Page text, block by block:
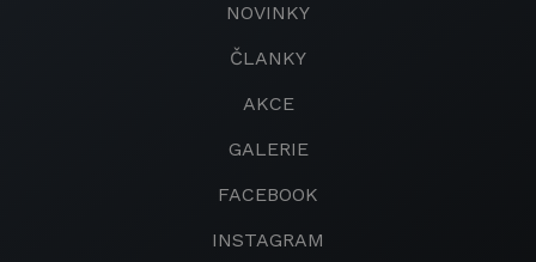
NOVINKY
ČLANKY
AKCE
GALERIE
FACEBOOK
INSTAGRAM